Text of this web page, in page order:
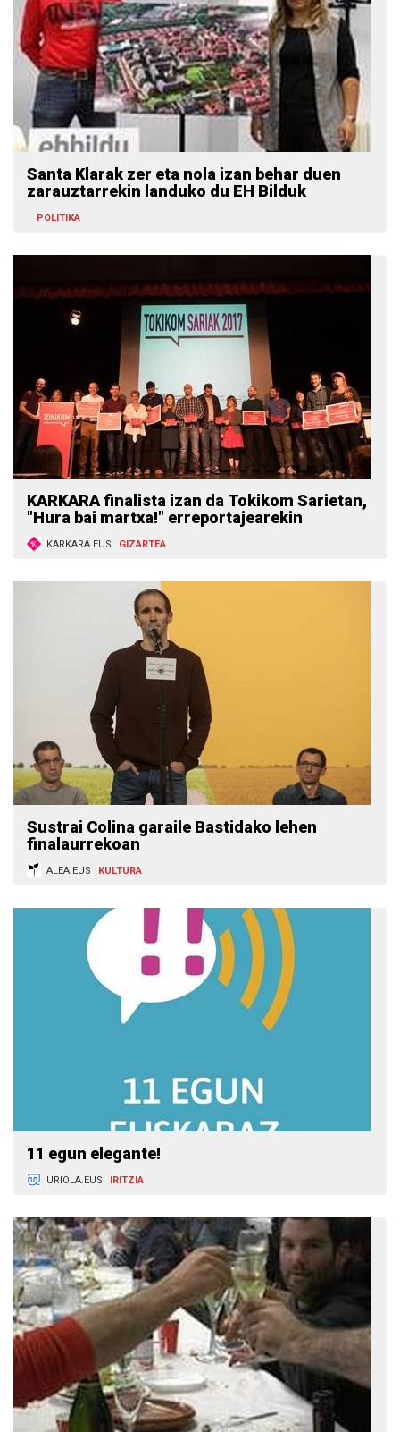
Santa Klarak zer eta nola izan behar duen
zarauztarrekin landuko du EH Bilduk
POLITIKA
KARKARA finalista izan da Tokikom Sarietan,
"Hura bai martxa!" erreportajearekin
KARKARA.EUS GIZARTEA
Sustrai Colina garaile Bastidako lehen
finalaurrekoan
ALEA.EUS KULTURA
11 egun elegante!
URIOLA.EUS IRITZIA